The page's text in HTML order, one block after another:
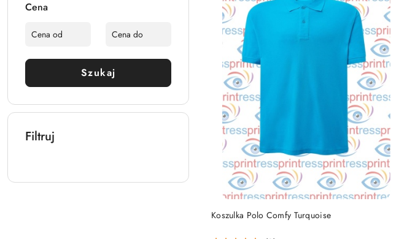
Cena
Szukaj
Filtruj
Koszulka Polo Comfy Turquoise
DO KOSZYKA